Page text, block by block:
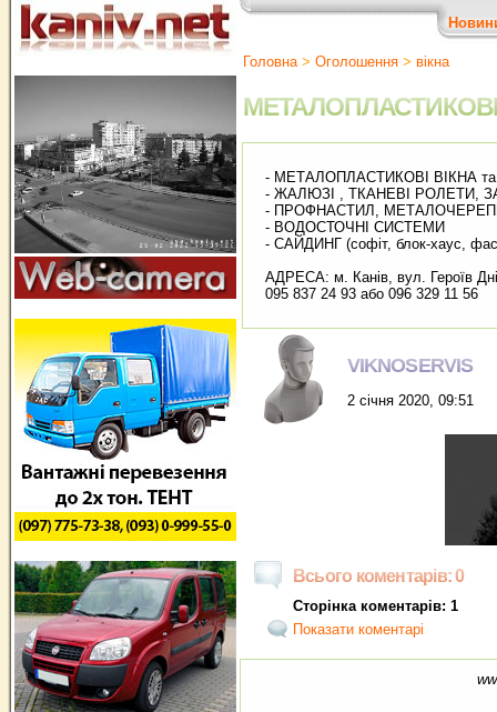
Головна> Оголошення > вiкна
- МЕТАЛОПЛАСТИКОВІ ВІКНА та
- ЖАЛЮЗІ , ТКАНЕВІ РОЛЕТИ,
- ПРОФНАСТИЛ, МЕТАЛОЧЕРЕПИЦЯ
- ВОДОСТОЧНІ СИСТЕМИ
- САЙДИНГ (софіт, блок-хаус,
АДРЕСА: м. Канів, вул. Героїв
095 837 24 93 або 096 329 11 56
VIKNOSERVIS
2 січня 2020, 09:51
Всього коментарів: 0
Сторінка коментарів: 1
Показати коментарі